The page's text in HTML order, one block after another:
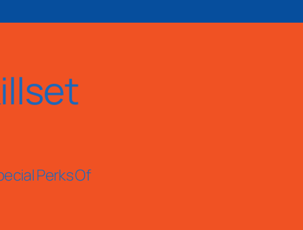
Perks Of